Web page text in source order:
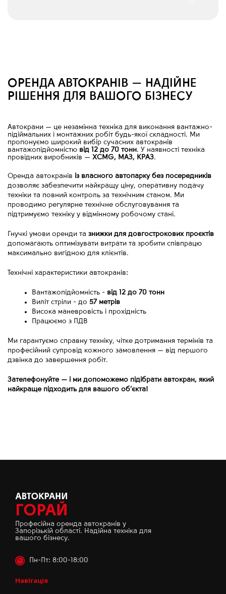
ОРЕНДА АВТОКРАНІВ — НАДІЙНЕ
РІШЕННЯ ДЛЯ ВАШОГО БІЗНЕСУ
Автокрани — це незамінна техніка для виконання вантажно-
підіймальних і монтажних робіт будь-якої складності. Ми
пропонуємо широкий вибір сучасних автокранів
вантажопідйомністю від 12 до 70 тонн. У наявності техніка
провідних виробників — XCMG, МАЗ, КРАЗ.
Оренда автокранів із власного автопарку без посередників
дозволяє забезпечити найкращу ціну, оперативну подачу
техніки та повний контроль за технічним станом. Ми
проводимо регулярне технічне обслуговування та
підтримуємо техніку у відмінному робочому стані.
Гнучкі умови оренди та знижки для довгострокових проєктів
допомагають оптимізувати витрати та зробити співпрацю
максимально вигідною для клієнтів.
Технічні характеристики автокранів:
Вантажопідйомність - від 12 до 70 тонн
Виліт стріли - до 57 метрів
Висока маневровість і прохідність
Працюємо з ПДВ
Ми гарантуємо справну техніку, чітке дотримання термінів та
професійний супровід кожного замовлення — від першого
дзвінка до завершення робіт.
Зателефонуйте — і ми допоможемо підібрати автокран, який
найкраще підходить для вашого об’єкта!
Професійна оренда автокранів у
Запорізькій області. Надійна техніка для
вашого бізнесу.
Пн-Пт: 8:00-18:00
Навігація